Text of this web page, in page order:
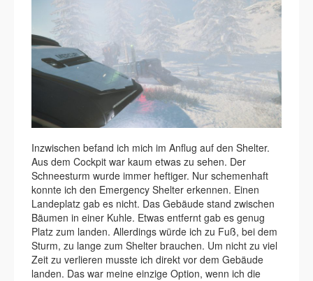
Inzwischen befand ich mich im Anflug auf den Shelter.
Aus dem Cockpit war kaum etwas zu sehen. Der
Schneesturm wurde immer heftiger. Nur schemenhaft
konnte ich den Emergency Shelter erkennen. Einen
Landeplatz gab es nicht. Das Gebäude stand zwischen
Bäumen in einer Kuhle. Etwas entfernt gab es genug
Platz zum landen. Allerdings würde ich zu Fuß, bei dem
Sturm, zu lange zum Shelter brauchen. Um nicht zu viel
Zeit zu verlieren musste ich direkt vor dem Gebäude
landen. Das war meine einzige Option, wenn ich die